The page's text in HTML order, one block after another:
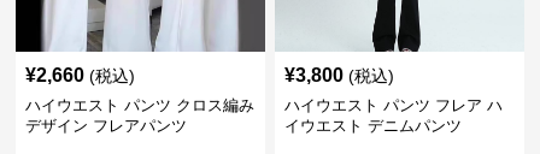
¥2,660 (税込)
ハイウエスト パンツ クロス編み
デザイン フレアパンツ
¥3,800 (税込)
ハイウエスト パンツ フレア ハ
イウエスト デニムパンツ